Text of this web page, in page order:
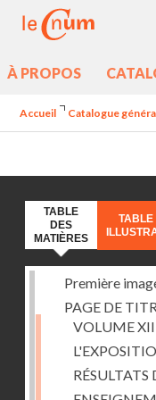
À PROPOS
Accueil Catalogue
TABLE
DES
MATIÈRES
TABLE
Première
PAGE DE
VOLUME
RÉSULTATS